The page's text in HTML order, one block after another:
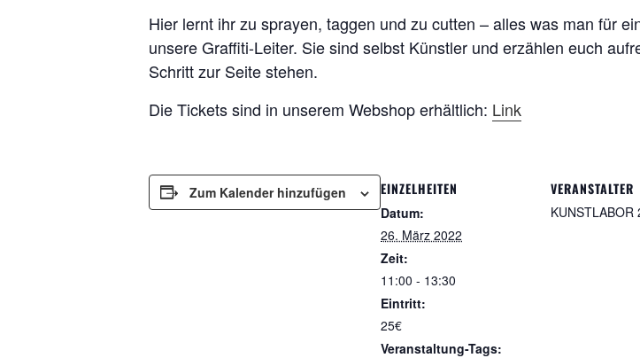
Hier lernt ihr zu sprayen, taggen und zu cutten – alles was man für
unsere Graffiti-Leiter. Sie sind selbst Künstler und erzählen euch
Schritt zur Seite stehen.
Die Tickets sind in unserem Webshop erhältlich: Link
Zum Kalender hinzufügen EINZELHEITEN
Datum:
26. März 2022
Zeit:
11:00 - 13:30
Eintritt:
25€
Veranstaltung-Tags:
VERANSTALTER
KUNSTLABOR